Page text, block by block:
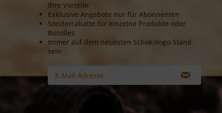
Ihre Vorteile:
Exklusive Angebote nur für Abonnenten
Sonderrabatte für einzelne Produkte oder
Bundles
Immer auf dem neuesten Schokologo-Stand
sein